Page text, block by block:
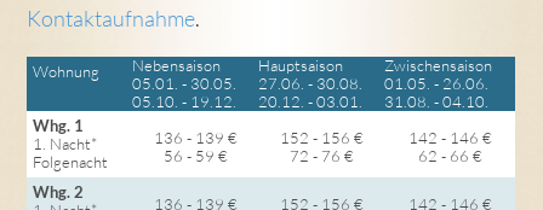
Kontaktaufnahme.
Wohnung
Nebensaison
05.01. - 30.05.
05.10. - 19.12.
Hauptsaison
27.06. - 30.08.
20.12. - 03.01.
Zwischensaison
01.05. - 26.06.
31.08. - 04.10.
Whg. 1
1. Nacht*
Folgenacht
136 - 139 €
56 - 59 €
152 - 156 €
72 - 76 €
142 - 146 €
62 - 66 €
Whg. 2
136 - 139 €
152 - 156 €
142 - 146 €